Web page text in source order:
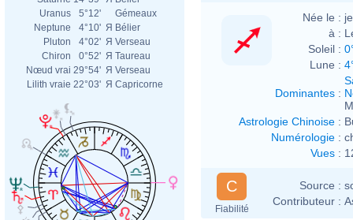
Uranus
5°12'
Gémeaux
Neptune
4°10' Я Bélier
Pluton
4°02' Я Verseau
Chiron
0°52' Я Taureau
Nœud vrai 29°54' Я Verseau
Lilith vraie 22°03' Я Capricorne
Née le :
à :
Soleil :
Lune :
Dominantes :
Astrologie Chinoise :
Numérologie :
Vues :
C
Fiabilité
Source :
Contributeur :